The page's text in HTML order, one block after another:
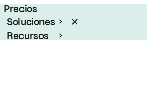
Precios
Soluciones
Recursos